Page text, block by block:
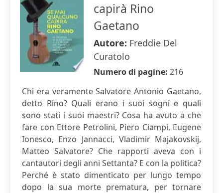
capirà Rino
Gaetano
Autore: Freddie Del
Curatolo
Numero di pagine: 216
Chi era veramente Salvatore Antonio Gaetano,
detto Rino? Quali erano i suoi sogni e quali
sono stati i suoi maestri? Cosa ha avuto a che
fare con Ettore Petrolini, Piero Ciampi, Eugene
Ionesco, Enzo Jannacci, Vladimir Majakovskij,
Matteo Salvatore? Che rapporti aveva con i
cantautori degli anni Settanta? E con la politica?
Perché è stato dimenticato per lungo tempo
dopo la sua morte prematura, per tornare